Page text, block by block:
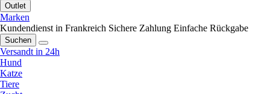
Outlet
Marken
Kundendienst in Frankreich Sichere Zahlung Einfache Rückgabe
Suchen
Versandt in 24h
Hund
Katze
Tiere